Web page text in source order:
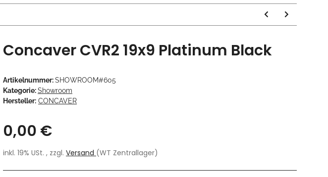
Concaver CVR2 19x9 Platinum Black
Artikelnummer:SHOWROOM#605
Kategorie:Showroom
Hersteller: CONCAVER
0,00 €
inkl. 19% USt. , zzgl. Versand (WT Zentrallager)